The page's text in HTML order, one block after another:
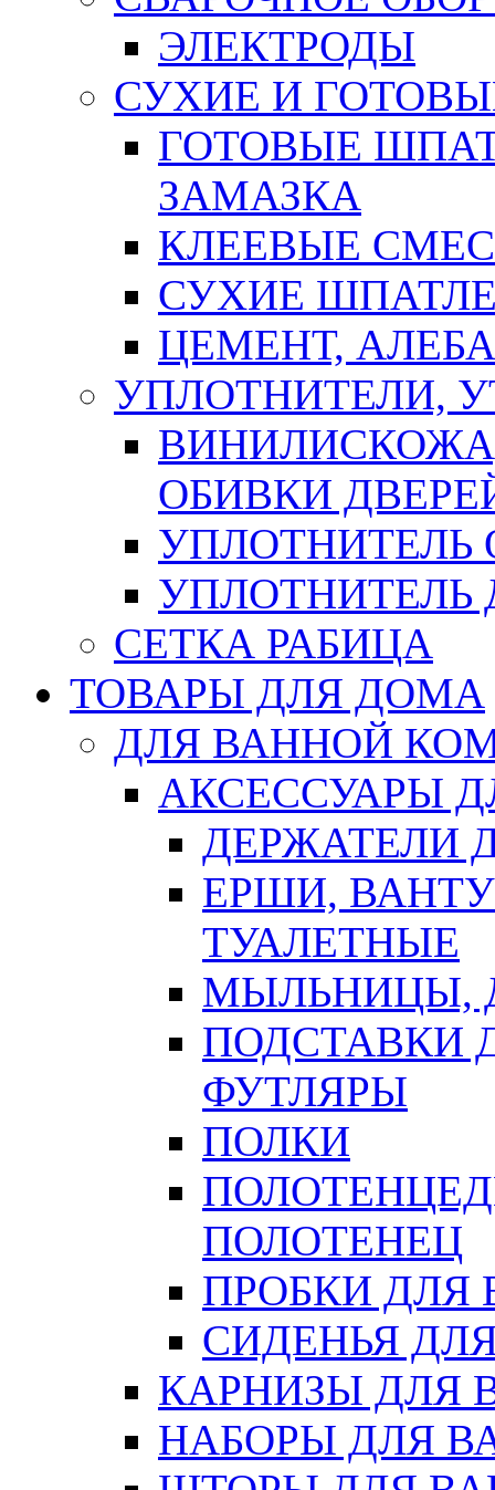
ЭЛЕКТРОДЫ
СУХИЕ И
ГОТОВЫЕ
ЗАМАЗКА
КЛЕЕВЫЕ
СУХИЕ
ЦЕМЕНТ,
УПЛОТНИТЕЛИ,
ОБИВКИ
УПЛОТНИТЕЛЬ
СЕТКА РАБИЦА
ТОВАРЫ ДЛЯ ДОМА
ДЛЯ ВАННОЙ
АКСЕССУАРЫ
ДЕРЖАТЕЛИ
ЕРШИ,
ТУАЛЕТНЫЕ
МЫЛЬНИЦЫ,
ПОДСТАВКИ
ФУТЛЯРЫ
ПОЛКИ
ПОЛОТЕНЕЦ
ПРОБКИ ДЛЯ
СИДЕНЬЯ
КАРНИЗЫ ДЛЯ
НАБОРЫ ДЛЯ